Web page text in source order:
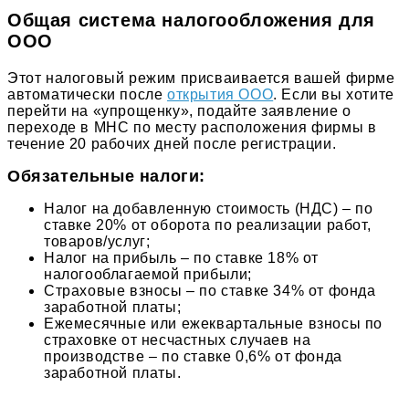
Общая система налогообложения для
ООО
Этот налоговый режим присваивается вашей фирме
автоматически послеоткрытия ООО. Если вы хотите
перейти на «упрощенку», подайте заявление о
переходе в МНС по месту расположения фирмы в
течение 20 рабочих дней после регистрации.
Обязательные налоги:
Налог на добавленную стоимость (НДС) – по
ставке 20% от оборота по реализации работ,
товаров/услуг;
Налог на прибыль – по ставке 18% от
налогооблагаемой прибыли;
Страховые взносы – по ставке 34% от фонда
заработной платы;
Ежемесячные или ежеквартальные взносы по
страховке от несчастных случаев на
производстве – по ставке 0,6% от фонда
заработной платы.